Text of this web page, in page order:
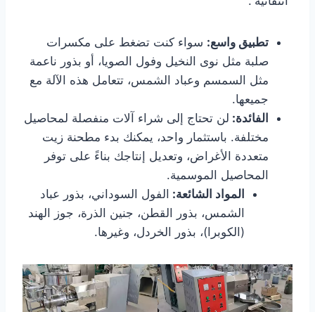
تطبيق واسع: سواء كنت تضغط على مكسرات
صلبة مثل نوى النخيل وفول الصويا، أو بذور ناعمة
مثل السمسم وعباد الشمس، تتعامل هذه الآلة مع
جميعها.
الفائدة: لن تحتاج إلى شراء آلات منفصلة لمحاصيل
مختلفة. باستثمار واحد، يمكنك بدء مطحنة زيت
متعددة الأغراض، وتعديل إنتاجك بناءً على توفر
المحاصيل الموسمية.
المواد الشائعة: الفول السوداني، بذور عباد
الشمس، بذور القطن، جنين الذرة، جوز الهند
(الكوبرا)، بذور الخردل، وغيرها.